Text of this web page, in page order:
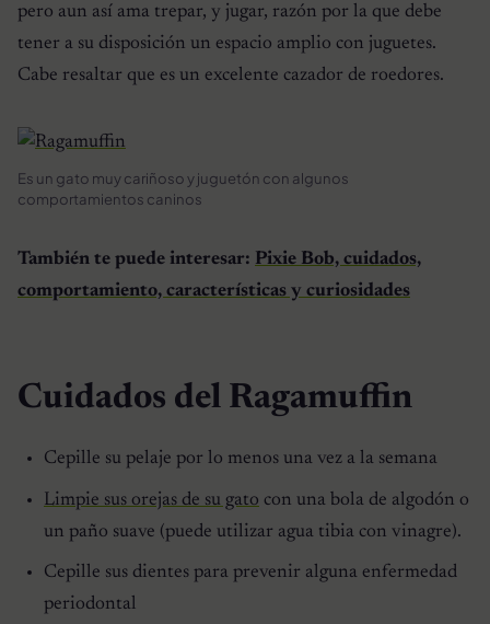
pero aun así ama trepar, y jugar, razón por la que debe
tener a su disposición un espacio amplio con juguetes.
Cabe resaltar que es un excelente cazador de roedores.
Es un gato muy cariñoso y juguetón con algunos
comportamientos caninos
También te puede interesar: Pixie Bob, cuidados,
comportamiento, características y curiosidades
Cuidados del Ragamuffin
Cepille su pelaje por lo menos una vez a la semana
Limpie sus orejas de su gato con una bola de algodón o
un paño suave (puede utilizar agua tibia con vinagre).
Cepille sus dientes para prevenir alguna enfermedad
periodontal